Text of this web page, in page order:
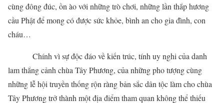
cùng đông đúc, ồn ào với những trò chơi, những lần thắp hương
cầu Phật để mong có được sức khỏe, bình an cho gia đình, con
cháu…
Chính vì sự độc đáo về kiến trúc, tính uy nghi của danh
lam thắng cảnh chùa Tây Phương, của những pho tượng cùng
những lễ hội truyền thống rộn ràng bản sắc dân tộc làm cho chùa
Tây Phương trở thành một địa điểm tham quan không thể thiếu